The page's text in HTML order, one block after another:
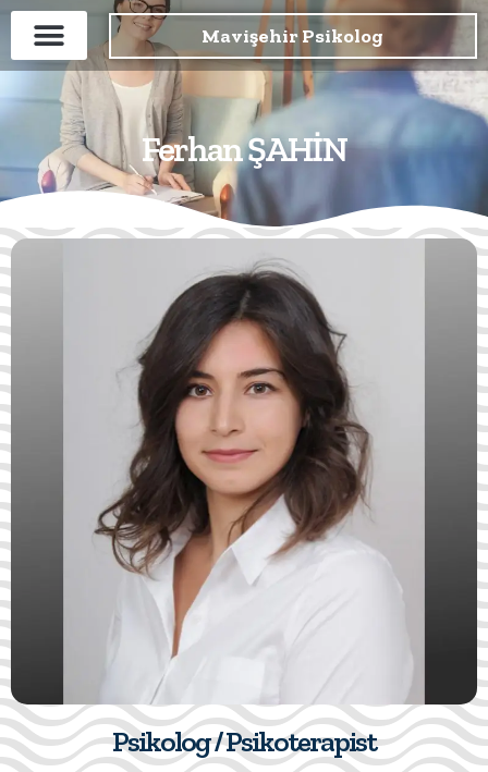
Mavişehir Psikolog
Ferhan ŞAHİN
Psikolog / Psikoterapist